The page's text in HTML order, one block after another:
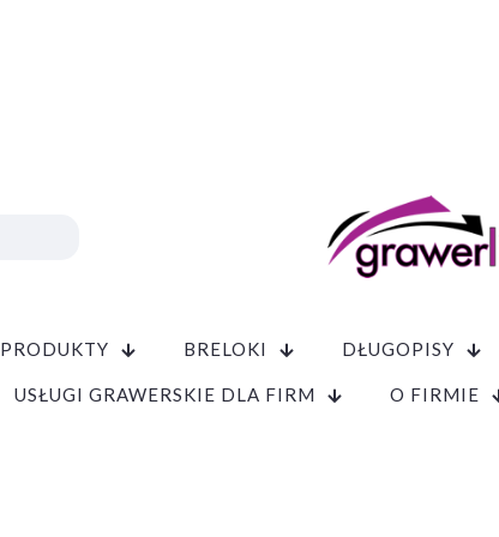
PRODUKTY BRELOKI DŁUGOPISY
USŁUGI GRAWERSKIE DLA FIRM O FIRMIE